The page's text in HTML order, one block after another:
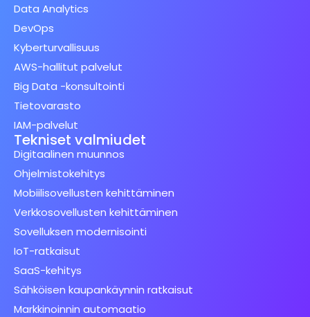
Data Analytics
DevOps
Kyberturvallisuus
AWS-hallitut palvelut
Big Data -konsultointi
Tietovarasto
IAM-palvelut
Tekniset valmiudet
Digitaalinen muunnos
Ohjelmistokehitys
Mobiilisovellusten kehittäminen
Verkkosovellusten kehittäminen
Sovelluksen modernisointi
IoT-ratkaisut
SaaS-kehitys
Sähköisen kaupankäynnin ratkaisut
Markkinoinnin automaatio